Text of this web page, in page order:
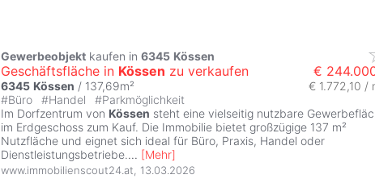
Gewerbeobjekt kaufen in 6345 Kössen
Geschäftsfläche in Kössen zu verkaufen €
6345 Kössen / 137,69m²
€ 1.772,10 /
#Büro #Handel #Parkmöglichkeit
Im Dorfzentrum von Kössen steht eine vielseitig nutzbare
im Erdgeschoss zum Kauf. Die Immobilie bietet großzügige 137 m²
Nutzfläche und eignet sich ideal für Büro, Praxis, Handel oder
Dienstleistungsbetriebe.... [Mehr]
www.immobilienscout24.at 13.03.2026